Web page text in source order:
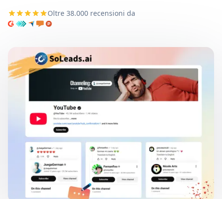
Oltre 38.000 recensioni da